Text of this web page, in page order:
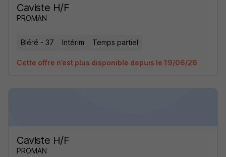
Caviste H/F
PROMAN
Bléré - 37 Intérim Temps partiel
Cette offre n’est plus disponible depuis le 19/06/26
Caviste H/F
PROMAN